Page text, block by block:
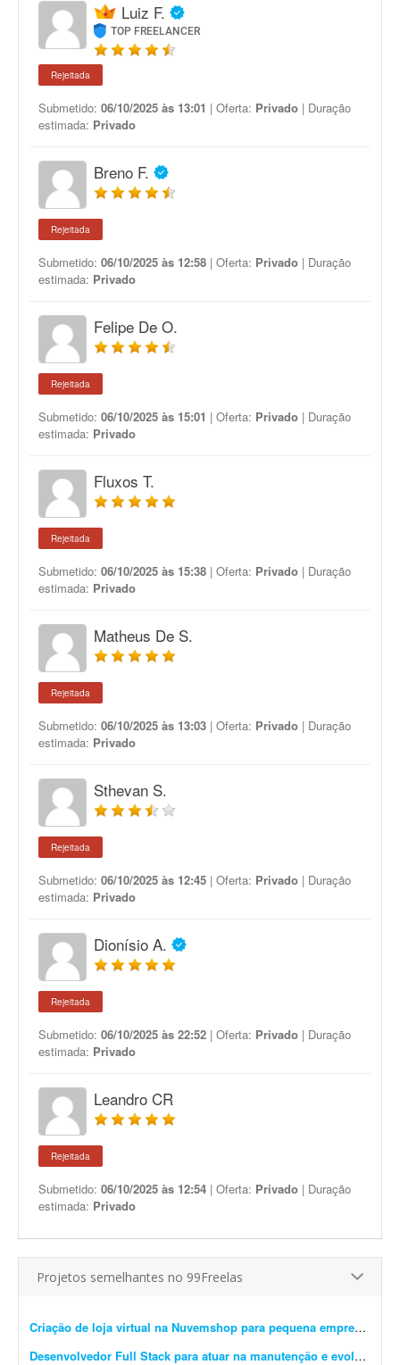
Luiz F.
TOP FREELANCER
Rejeitada
Submetido: 06/10/2025 às 13:01 | Oferta: Privado | Duração
estimada: Privado
Breno F.
Rejeitada
Submetido: 06/10/2025 às 12:58 | Oferta: Privado | Duração
estimada: Privado
Felipe De O.
Rejeitada
Submetido: 06/10/2025 às 15:01 | Oferta: Privado | Duração
estimada: Privado
Fluxos T.
Rejeitada
Submetido: 06/10/2025 às 15:38 | Oferta: Privado | Duração
estimada: Privado
Matheus De S.
Rejeitada
Submetido: 06/10/2025 às 13:03 | Oferta: Privado | Duração
estimada: Privado
Sthevan S.
Rejeitada
Submetido: 06/10/2025 às 12:45 | Oferta: Privado | Duração
estimada: Privado
Dionísio A.
Rejeitada
Submetido: 06/10/2025 às 22:52 | Oferta: Privado | Duração
estimada: Privado
Leandro CR
Rejeitada
Submetido: 06/10/2025 às 12:54 | Oferta: Privado | Duração
estimada: Privado
Projetos semelhantes no 99Freelas
Criação de loja virtual na Nuvemshop para pequena empresa
Desenvolvedor Full Stack para atuar na manutenção e evolução de uma plataforma SaaS